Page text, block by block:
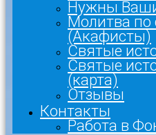
Нужны
Молитва
(Акафисты)
Святые
Святые
(карта)
Отзывы
Контакты
Работа в